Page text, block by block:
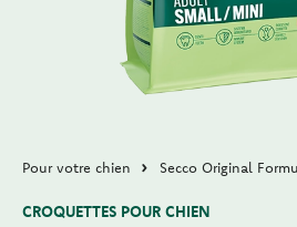
Pour votre chien Secco Original
CROQUETTES POUR CHIEN